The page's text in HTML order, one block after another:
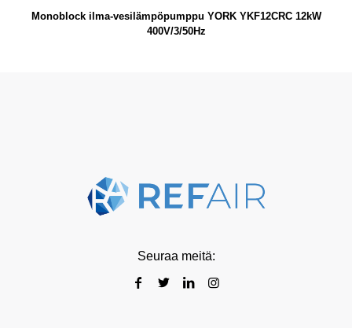
Monoblock ilma-vesilämpöpumppu YORK YKF12CRC 12kW
400V/3/50Hz
Seuraa meitä: